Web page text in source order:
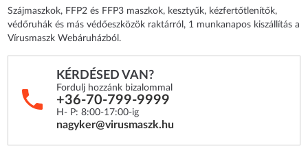
Szájmaszkok, FFP2 és FFP3 maszkok, kesztyűk, kézfertőtlenítők,
védőruhák és más védőeszközök raktárról, 1 munkanapos kiszállítás a
Vírusmaszk Webáruházból.
KÉRDÉSED VAN?
Fordulj hozzánk bizalommal
+36-70-799-9999
H- P: 8:00-17:00-ig
nagyker@virusmaszk.hu